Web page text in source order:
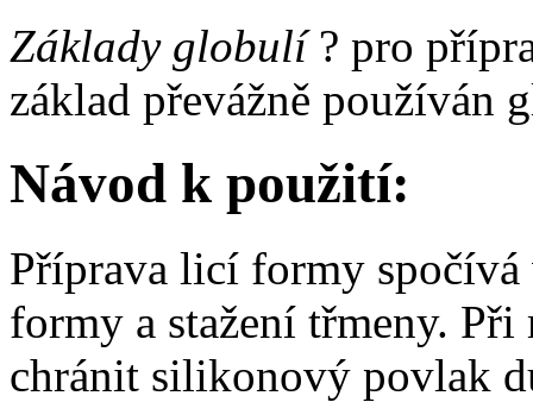
Základy globulí? pro
základ převážně používán
Návod k použití:
Příprava licí formy
formy a stažení třmeny.
chránit silikonový povlak